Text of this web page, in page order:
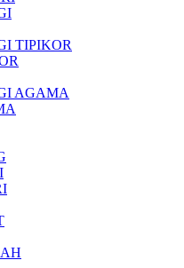
TIPIKOR
AGAMA